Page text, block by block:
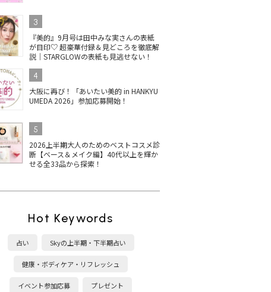
3
『美的』9月号は田中みな実さんの表紙
が目印♡ 超豪華付録＆見どころを徹底解
説｜STARGLOWの表紙も見逃せない！
4
大阪に再び！「あいたい美的 in HANKYU
UMEDA 2026」参加応募開始！
5
2026上半期大人のためのベストコスメ診
断【ベース＆メイク編】40代以上を輝か
せる全33品から探索！
Hot Keywords
占い Skyの上半期・下半期占い
健康・ボディケア・リフレッシュ
イベント参加応募 プレゼント